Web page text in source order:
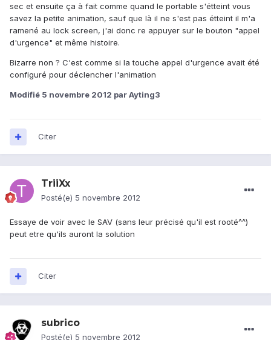
sec et ensuite ça à fait comme quand le portable s'étteint vous
savez la petite animation, sauf que là il ne s'est pas étteint il m'a
ramené au lock screen, j'ai donc re appuyer sur le bouton "appel
d'urgence" et même histoire.
Bizarre non ? C'est comme si la touche appel d'urgence avait été
configuré pour déclencher l'animation
Modifié 5 novembre 2012 par Ayting3
Citer
TriiXx
Posté(e) 5 novembre 2012
Essaye de voir avec le SAV (sans leur précisé qu'il est rooté^^)
peut etre qu'ils auront la solution
Citer
subrico
Posté(e) 5 novembre 2012